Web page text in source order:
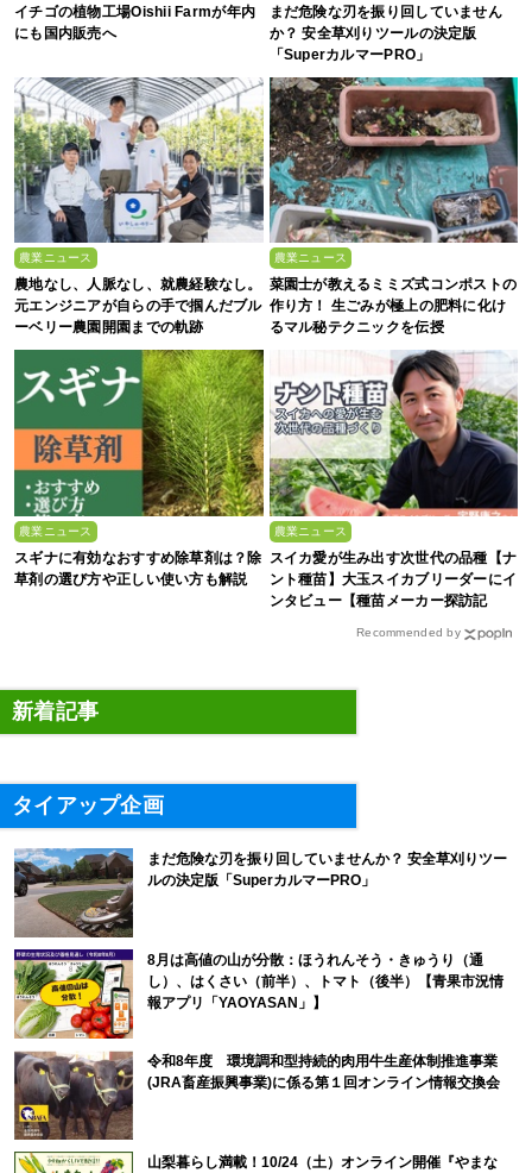
イチゴの植物工場Oishii Farmが年内
にも国内販売へ
まだ危険な刃を振り回していません
か？ 安全草刈りツールの決定版
「SuperカルマーPRO」
農業ニュース
農地なし、人脈なし、就農経験なし。
元エンジニアが自らの手で掴んだブル
ーベリー農園開園までの軌跡
農業ニュース
菜園士が教えるミミズ式コンポストの
作り方！ 生ごみが極上の肥料に化け
るマル秘テクニックを伝授
農業ニュース
スギナに有効なおすすめ除草剤は？除
草剤の選び方や正しい使い方も解説
農業ニュース
スイカ愛が生み出す次世代の品種【ナ
ント種苗】大玉スイカブリーダーにイ
ンタビュー【種苗メーカー探訪記
Recommended by
新着記事
タイアップ企画
まだ危険な刃を振り回していませんか？ 安全草刈りツー
ルの決定版「SuperカルマーPRO」
8月は高値の山が分散：ほうれんそう・きゅうり（通
し）、はくさい（前半）、トマト（後半）【青果市況情
報アプリ「YAOYASAN」】
令和8年度 環境調和型持続的肉用牛生産体制推進事業
(JRA畜産振興事業)に係る第１回オンライン情報交換会
山梨暮らし満載！10/24（土）オンライン開催『やまな